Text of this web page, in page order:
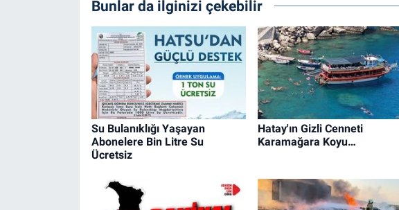
Bunlar da ilginizi çekebilir
Su Bulanıklığı Yaşayan
Abonelere Bin Litre Su
Ücretsiz
Hatay'ın Gizli Cenneti
Karamağara Koyu…